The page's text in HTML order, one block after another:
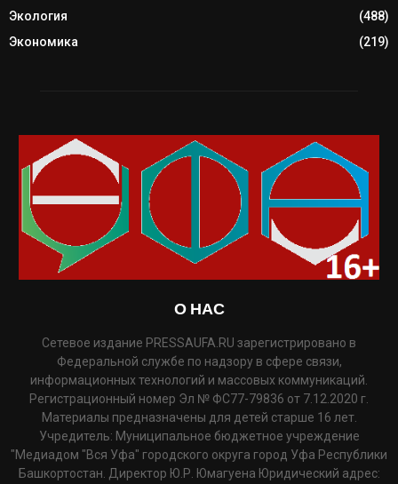
Экология
(488)
Экономика
(219)
О НАС
Сетевое издание PRESSAUFA.RU зарегистрировано в
Федеральной службе по надзору в сфере связи,
информационных технологий и массовых коммуникаций.
Регистрационный номер Эл № ФС77-79836 от 7.12.2020 г.
Материалы предназначены для детей старше 16 лет.
Учредитель: Муниципальное бюджетное учреждение
"Медиадом "Вся Уфа" городского округа город Уфа Республики
Башкортостан. Директор Ю.Р. Юмагуена Юридический адрес: